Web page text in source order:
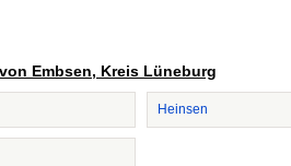
Embsen, Kreis Lüneburg
Heinsen